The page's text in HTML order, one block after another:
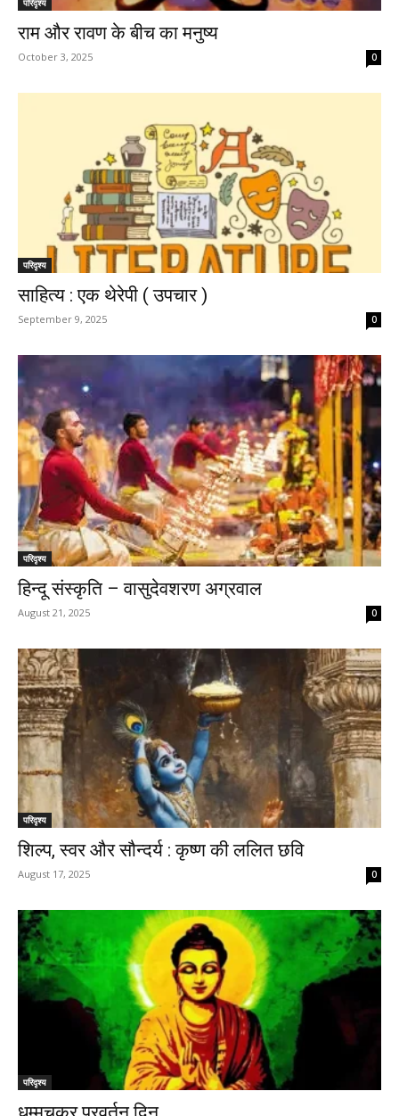
परिदृश्य
राम और रावण के बीच का मनुष्य
October 3, 2025 0
परिदृश्य
साहित्य : एक थेरेपी ( उपचार )
September 9, 2025 0
परिदृश्य
हिन्दू संस्कृति – वासुदेवशरण अग्रवाल
August 21, 2025 0
परिदृश्य
शिल्प, स्वर और सौन्दर्य : कृष्ण की ललित छवि
August 17, 2025 0
परिदृश्य